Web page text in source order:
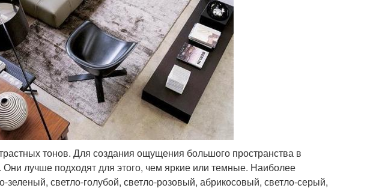
тонов. Для создания ощущения большого пространства в
лучше подходят для этого, чем яркие или темные. Наиболее
зеленый, светло-голубой, светло-розовый, абрикосовый, светло-серый,